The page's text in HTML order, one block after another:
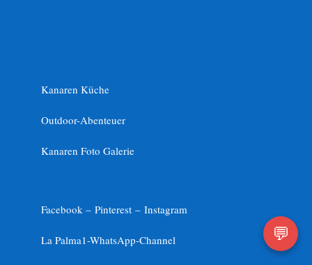
Kanaren Küche
Outdoor-Abenteuer
Kanaren Foto Galerie
Facebook – Pinterest – Instagram
La Palma1-WhatsApp-Channel 💬